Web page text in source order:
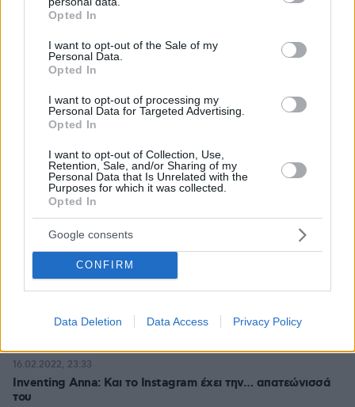
grant or deny consent to Google and its third-party tags to
use your data for below specified purposes in below Google
consent section.
Opted In
I want to opt-out of the Sale of my
Personal Data.
Opted In
I want to opt-out of processing my
Personal Data for Targeted Advertising.
Opted In
I want to opt-out of Collection, Use,
Retention, Sale, and/or Sharing of my
Personal Data that Is Unrelated with the
Purposes for which it was collected.
Opted In
Google consents
CONFIRM
Data Deletion Data Access Privacy Policy
Σχετικά Άρθρα
Inventing Anna: Και το Instagram έχει την… απατεώνισσά
του
16.02.2022, 23:33